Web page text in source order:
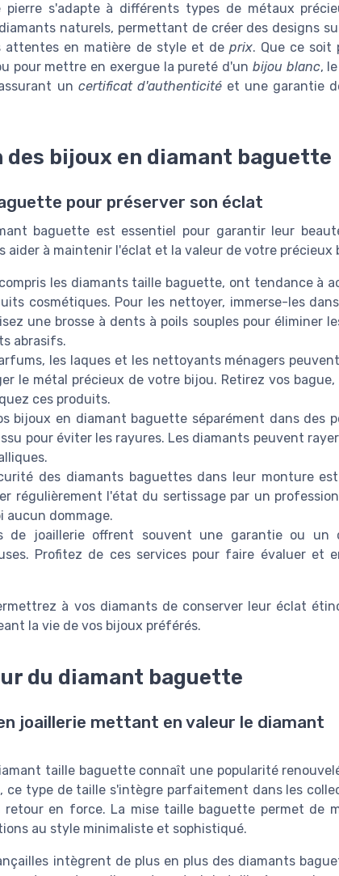
s'adapte à différents types de métaux
naturels, permettant de créer des designs
attentes en matière de style et de prix. Que ce soit
pour mettre en exergue la pureté d'un bijou blanc,
un certificat d'authenticitéet une garantie
bijoux en diamant baguette
pour préserver son éclat
baguette est essentiel pour garantir leur
aider à maintenir l'éclat et la valeur de votre précieux
les diamants taille baguette, ont tendance à
cosmétiques. Pour les nettoyer, immerse-les
une brosse à dents à poils souples pour éliminer
abrasifs.
les laques et les nettoyants ménagers
le métal précieux de votre bijou. Retirez vos bague,
ces produits.
bijoux en diamant baguette séparément dans des
pour éviter les rayures. Les diamants peuvent
des diamants baguettes dans leur monture
régulièrement l'état du sertissage par un
aucun dommage.
de joaillerie offrent souvent une garantie ou un
Profitez de ces services pour faire évaluer et
à vos diamants de conserver leur éclat
la vie de vos bijoux préférés.
du diamant baguette
joaillerie mettant en valeur le diamant
taille baguette connaît une popularité
ce type de taille s'intègre parfaitement dans les
en force. La mise taille baguette permet de
au style minimaliste et sophistiqué.
intègrent de plus en plus des diamants